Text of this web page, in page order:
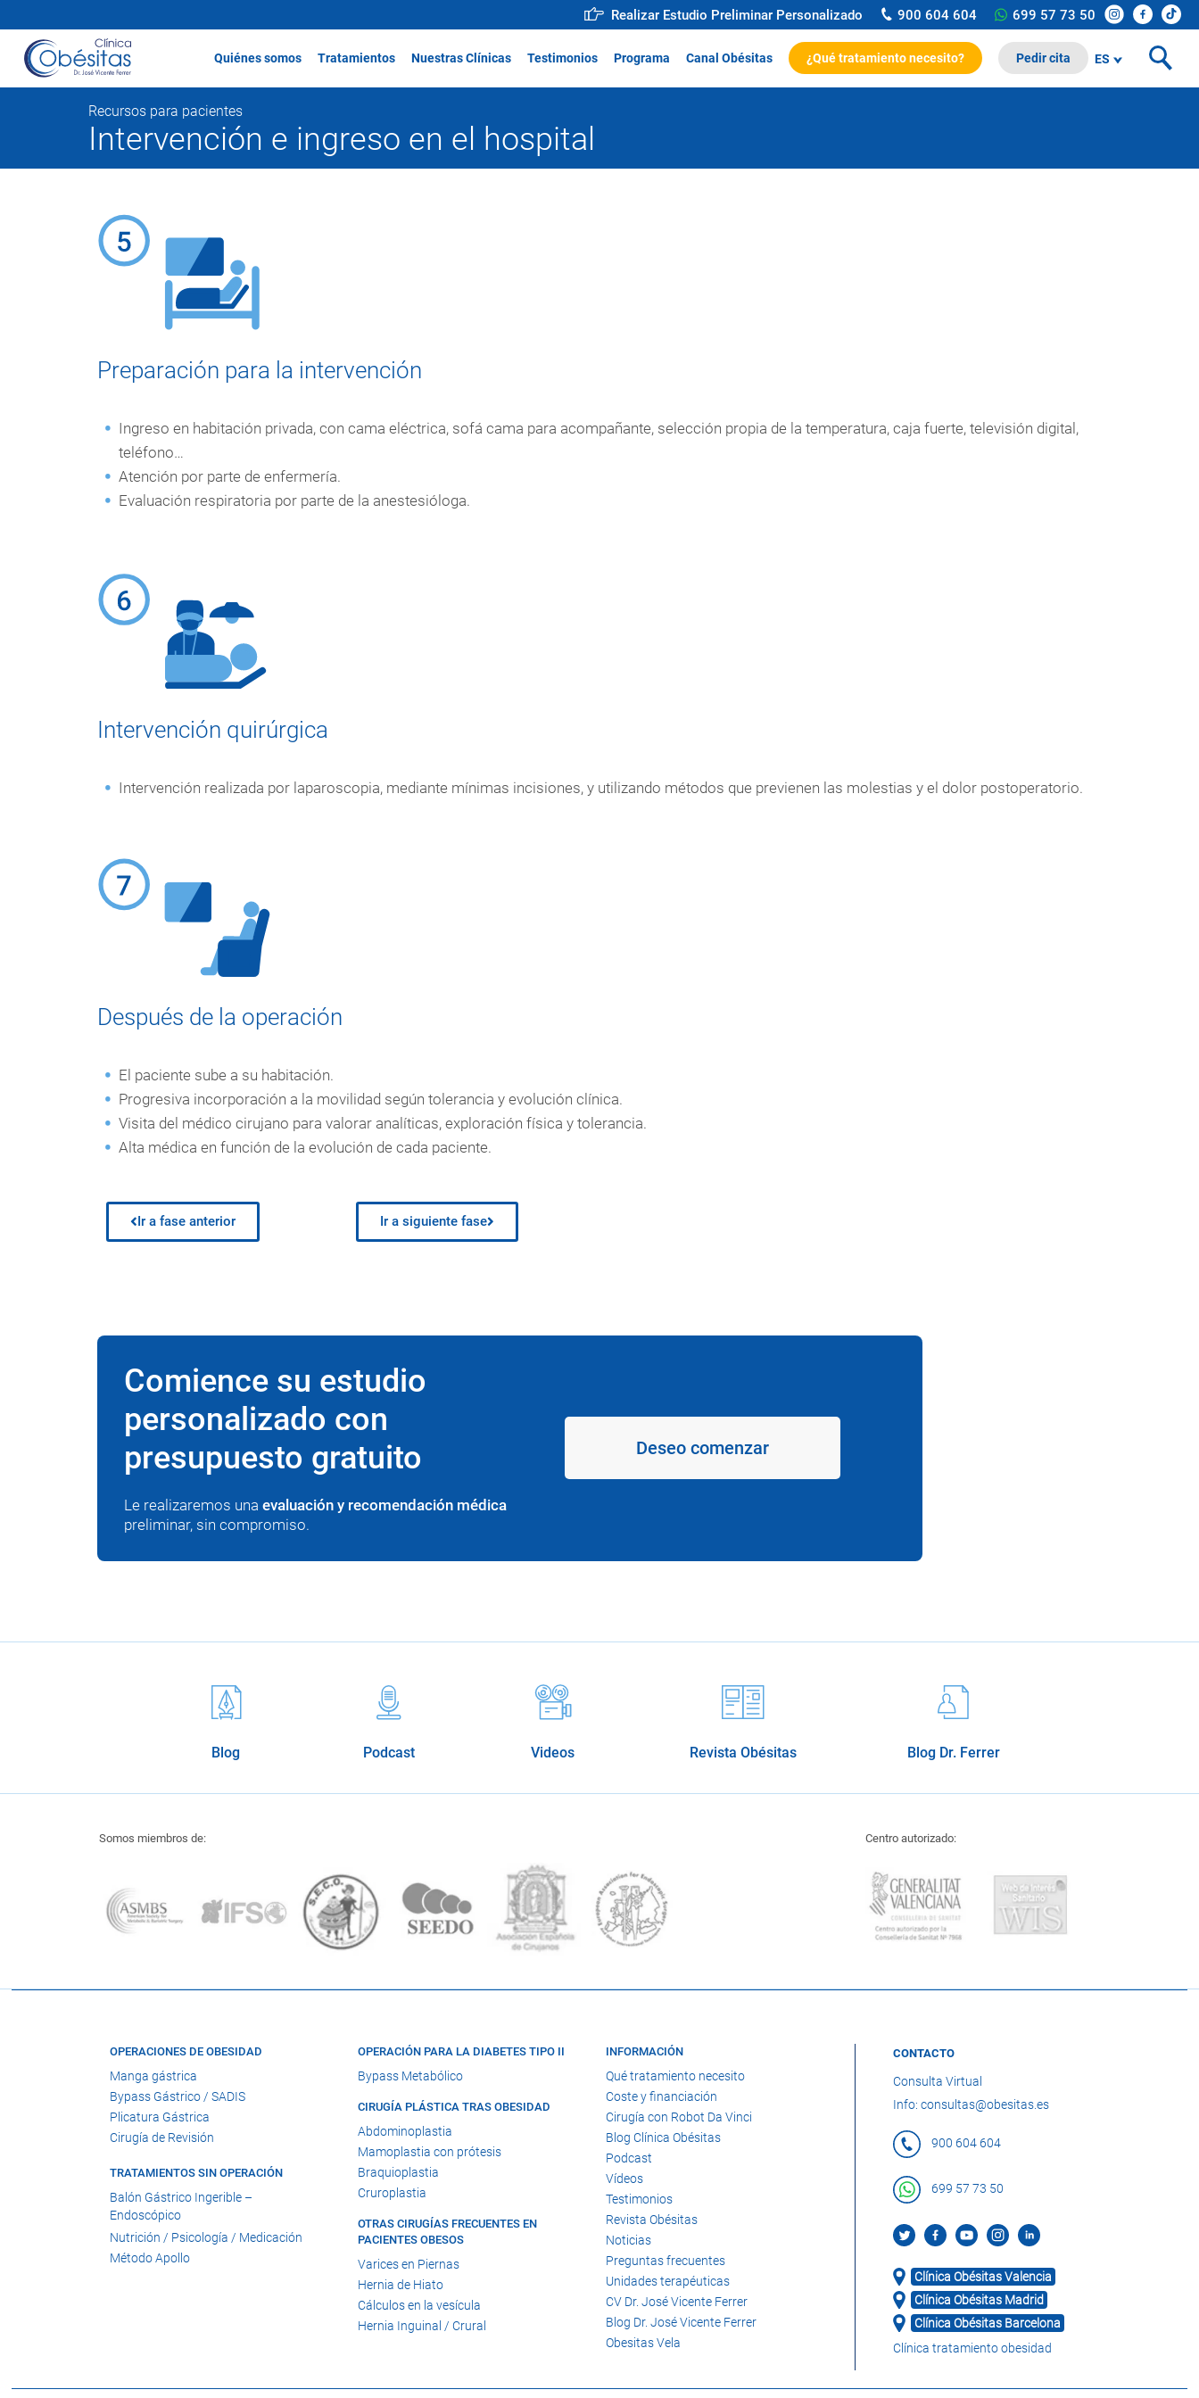
Realizar Estudio Preliminar Personalizado 900 604 604 699 57 73 50
Quiénes somos Tratamientos Nuestras Clínicas Testimonios Programa Canal Obésitas ¿Qué tratamiento necesito? Pedir cita ES
Recursos para pacientes
Intervención e ingreso en el hospital
Preparación para la intervención
Ingreso en habitación privada, con cama eléctrica, sofá cama para acompañante, selección propia de la temperatura, caja fuerte, televisión digital,
teléfono…
Atención por parte de enfermería.
Evaluación respiratoria por parte de la anestesióloga.
Intervención quirúrgica
Intervención realizada por laparoscopia, mediante mínimas incisiones, y utilizando métodos que previenen las molestias y el dolor postoperatorio.
Después de la operación
El paciente sube a su habitación.
Progresiva incorporación a la movilidad según tolerancia y evolución clínica.
Visita del médico cirujano para valorar analíticas, exploración física y tolerancia.
Alta médica en función de la evolución de cada paciente.
Ir a fase anterior Ir a siguiente fase
Comience su estudio
personalizado con
presupuesto gratuito
Le realizaremos una evaluación y recomendación médica
preliminar, sin compromiso.
Deseo comenzar
Blog Podcast Videos Revista Obésitas Blog Dr. Ferrer
Somos miembros de: Centro autorizado:
OPERACIONES DE OBESIDAD
Manga gástrica
Bypass Gástrico / SADIS
Plicatura Gástrica
Cirugía de Revisión
TRATAMIENTOS SIN OPERACIÓN
Balón Gástrico Ingerible –
Endoscópico
Nutrición / Psicología / Medicación
Método Apollo
OPERACIÓN PARA LA DIABETES TIPO II
Bypass Metabólico
CIRUGÍA PLÁSTICA TRAS OBESIDAD
Abdominoplastia
Mamoplastia con prótesis
Braquioplastia
Cruroplastia
OTRAS CIRUGÍAS FRECUENTES EN
PACIENTES OBESOS
Varices en Piernas
Hernia de Hiato
Cálculos en la vesícula
Hernia Inguinal / Crural
INFORMACIÓN
Qué tratamiento necesito
Coste y financiación
Cirugía con Robot Da Vinci
Blog Clínica Obésitas
Podcast
Vídeos
Testimonios
Revista Obésitas
Noticias
Preguntas frecuentes
Unidades terapéuticas
CV Dr. José Vicente Ferrer
Blog Dr. José Vicente Ferrer
Obesitas Vela
CONTACTO
Consulta Virtual
Info: consultas@obesitas.es
900 604 604
699 57 73 50
Clínica Obésitas Valencia
Clínica Obésitas Madrid
Clínica Obésitas Barcelona
Clínica tratamiento obesidad